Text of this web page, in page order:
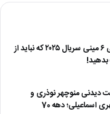
معرفی ۶ مینی سریال ۲۰۲۵ که نباید از
دیدنی منوچهر نوذری و
اسماعیلی؛ دهه 70